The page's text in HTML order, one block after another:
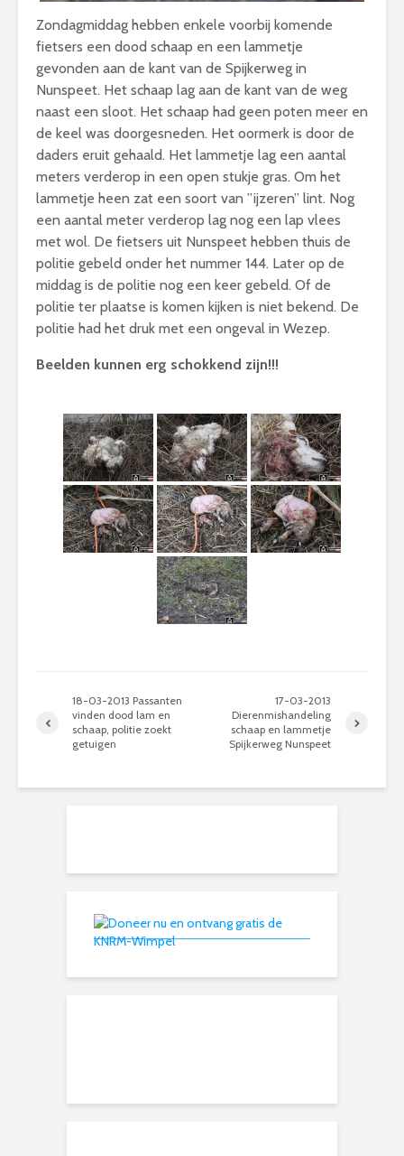
Zondagmiddag hebben enkele voorbij komende
fietsers een dood schaap en een lammetje
gevonden aan de kant van de Spijkerweg in
Nunspeet. Het schaap lag aan de kant van de weg
naast een sloot. Het schaap had geen poten meer en
de keel was doorgesneden. Het oormerk is door de
daders eruit gehaald. Het lammetje lag een aantal
meters verderop in een open stukje gras. Om het
lammetje heen zat een soort van ”ijzeren” lint. Nog
een aantal meter verderop lag nog een lap vlees
met wol. De fietsers uit Nunspeet hebben thuis de
politie gebeld onder het nummer 144. Later op de
middag is de politie nog een keer gebeld. Of de
politie ter plaatse is komen kijken is niet bekend. De
politie had het druk met een ongeval in Wezep.
Beelden kunnen erg schokkend zijn!!!
18-03-2013 Passanten
vinden dood lam en
schaap, politie zoekt
getuigen
17-03-2013
Dierenmishandeling
schaap en lammetje
Spijkerweg Nunspeet